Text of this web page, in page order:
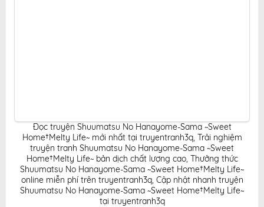
Đọc truyện Shuumatsu No Hanayome-Sama ~Sweet
Home†Melty Life~ mới nhất tại truyentranh3q, Trải nghiệm
truyện tranh Shuumatsu No Hanayome-Sama ~Sweet
Home†Melty Life~ bản dịch chất lượng cao, Thưởng thức
Shuumatsu No Hanayome-Sama ~Sweet Home†Melty Life~
online miễn phí trên truyentranh3q, Cập nhật nhanh truyện
Shuumatsu No Hanayome-Sama ~Sweet Home†Melty Life~
tại truyentranh3q